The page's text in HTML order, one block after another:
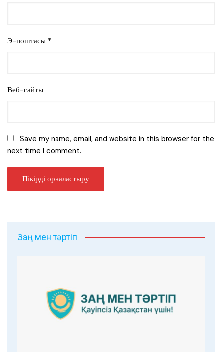
Э-поштасы *
Веб-сайты
Save my name, email, and website in this browser for the
next time I comment.
Заң мен тәртіп